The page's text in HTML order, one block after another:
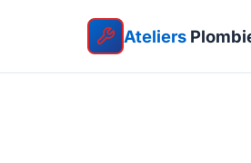
Ateliers